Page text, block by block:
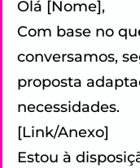
Olá [Nome],
Com base no
conversamos,
proposta
necessidades.
[Link/Anexo]
Estou à